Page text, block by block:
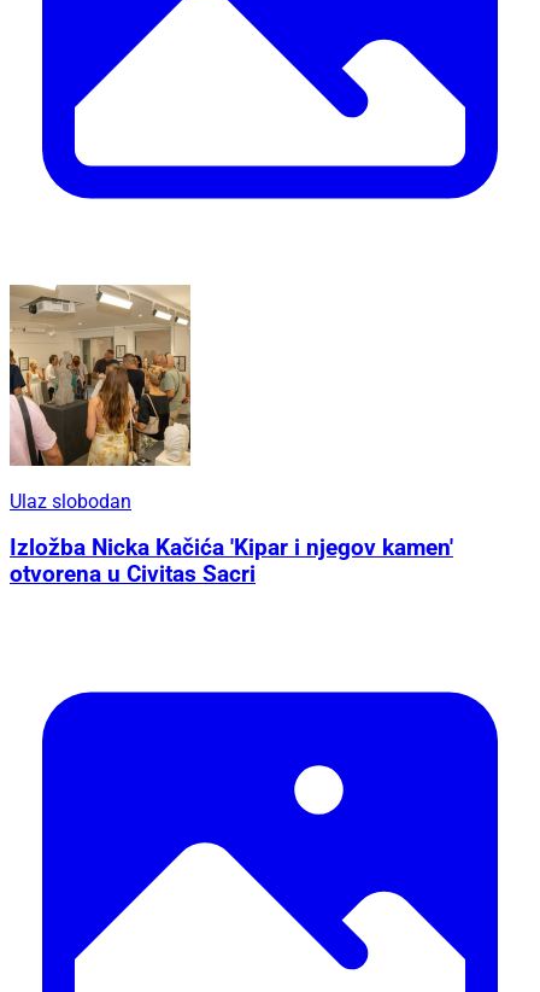
Ulaz slobodan
Izložba Nicka Kačića 'Kipar i njegov kamen'
otvorena u Civitas Sacri